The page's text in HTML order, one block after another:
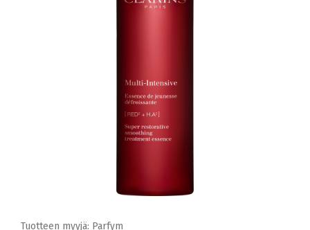
Tuotteen myyjä: Parfym